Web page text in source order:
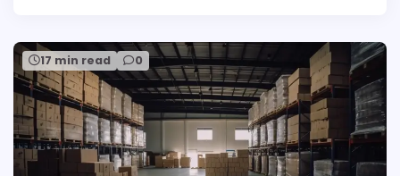
17 min read 0